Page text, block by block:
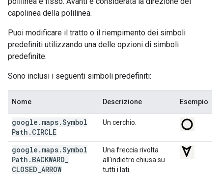
capolinea della polilinea.
Puoi modificare il tratto o il riempimento dei simboli
predefiniti utilizzando una delle opzioni di simboli
predefinite.
Sono inclusi i seguenti simboli predefiniti:
Nome Descrizione Esempio
google . maps.Symbol
Path . CIRCLE
Un cerchio.
google . maps.Symbol
Path . BACKWARD
CLOSED ARROW
Una freccia rivolta
all'indietro chiusa su
tutti i lati.